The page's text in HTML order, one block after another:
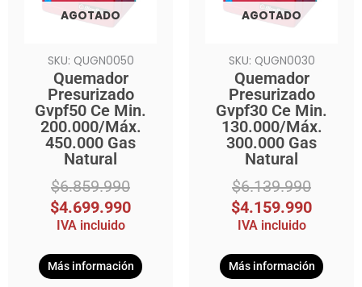
AGOTADO
SKU: QUGN0050
Quemador
Presurizado
Gvpf50 Ce Min.
200.000/Máx.
450.000 Gas
Natural
$6.859.990
$4.699.990
IVA incluido
Más información
AGOTADO
SKU: QUGN0030
Quemador
Presurizado
Gvpf30 Ce Min.
130.000/Máx.
300.000 Gas
Natural
$6.139.990
$4.159.990
IVA incluido
Más información